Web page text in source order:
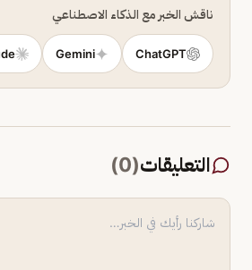
ناقش الخبر مع الذكاء الاصطناعي
ChatGPT
Gemini
التعليقات(
0
)